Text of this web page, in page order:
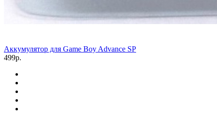
Аккумулятор для Game Boy Advance SP
499р.